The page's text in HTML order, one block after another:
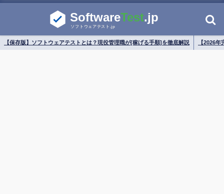
【保存版】ソフトウェアテストとは？現役管理職が[稼げる手順]を徹底解説 【2026